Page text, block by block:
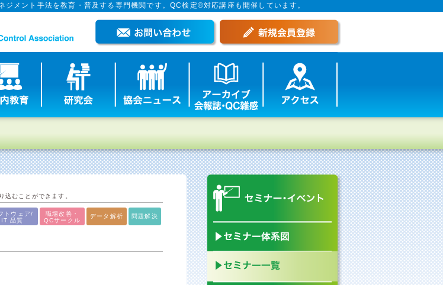
メント手法を教育・普及する専門機関です。QC検定®対応講座も開催しています。
込むことができます。
トウェア/
IT 品質
職場改善・
QCサークル
データ解析 問題解決